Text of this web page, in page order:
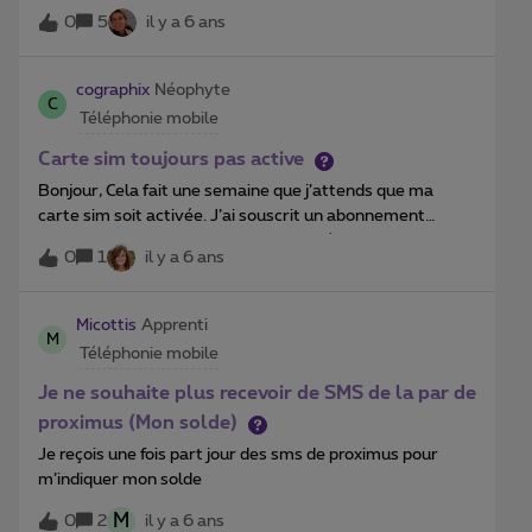
remboursée de 55€66 ?
0
5 il y a 6 ans
C
cographix Néophyte
Téléphonie mobile
Carte sim toujours pas active
Bonjour, Cela fait une semaine que j’attends que ma
carte sim soit activée. J’ai souscrit un abonnement
aucun service disponible. Pouez-Vous m’aider s’il vous
0 1 il y a 6 ans
M
Micottis Apprenti
Téléphonie mobile
Je ne souhaite plus recevoir de SMS de la par de
proximus (Mon solde)
Je reçois une fois part jour des sms de proximus pour
m’indiquer mon solde
0 2 M il y a 6 ans